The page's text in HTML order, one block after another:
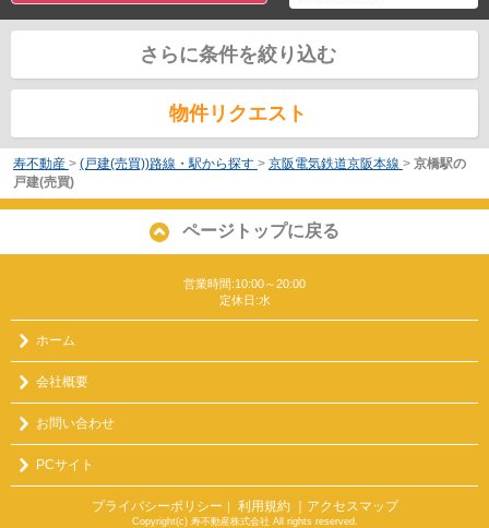
さらに条件を絞り込む
物件リクエスト
寿不動産 > (戸建(売買))路線・駅から探す > 京阪電気鉄道京阪本線 > 京橋駅の
戸建(売買)
ページトップに戻る
営業時間:10:00～20:00
定休日:水
ホーム
会社概要
お問い合わせ
PCサイト
プライバシーポリシー ｜ 利用規約 ｜アクセスマップ
Copyright(c) 寿不動産株式会社 All rights reserved.